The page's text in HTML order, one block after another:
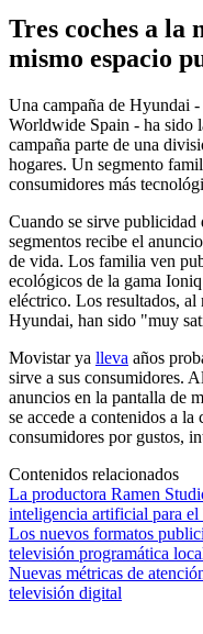
Tres coches a la
mismo espacio
Una campaña de Hyundai
Worldwide Spain - ha sido
campaña parte de una
hogares. Un segmento
consumidores más
Cuando se sirve publicidad
segmentos recibe el
de vida. Los familia ven
ecológicos de la gama
eléctrico. Los resultados, al
Hyundai, han sido "muy
Movistar ya lleva años
sirve a sus consumidores.
anuncios en la pantalla de
se accede a contenidos a
consumidores por gustos,
Contenidos relacionados
La productora Ramen
inteligencia artificial para
Los nuevos formatos
televisión programática
Nuevas métricas de
televisión digital